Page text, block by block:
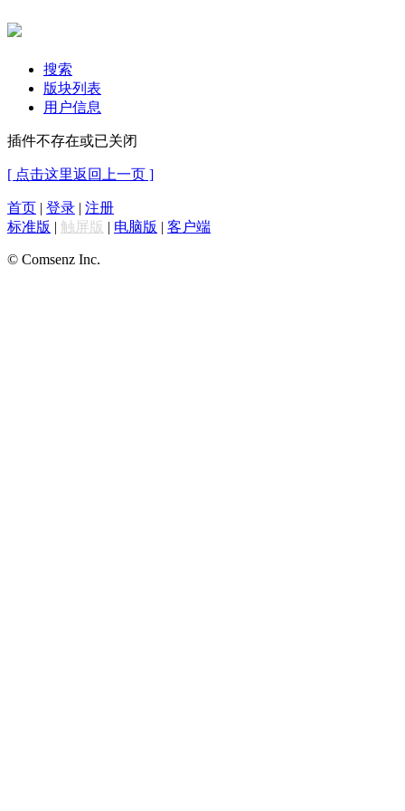
搜索
版块列表
用户信息
插件不存在或已关闭
[ 点击这里返回上一页 ]
首页 | 登录 | 注册
标准版 | 触屏版 | 电脑版 | 客户端
© Comsenz Inc.